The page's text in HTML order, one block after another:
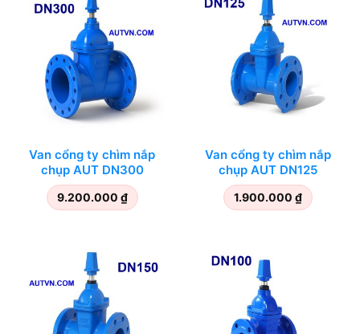
Van cổng ty chìm nắp
chụp AUT DN300
9.200.000 ₫
Van cổng ty chìm nắp
chụp AUT DN125
1.900.000 ₫